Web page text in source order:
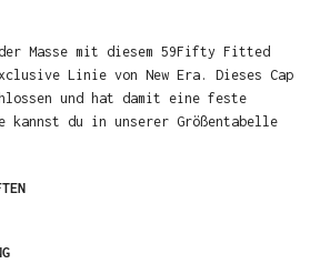
Masse mit diesem 59Fifty Fitted
Linie von New Era. Dieses Cap
und hat damit eine feste
kannst du in unserer Größentabelle